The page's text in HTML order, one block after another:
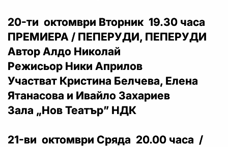
20-ти октомври Вторник 19.30 часа
ПРЕМИЕРА / ПЕПЕРУДИ, ПЕПЕРУДИ
Автор Алдо Николай
Режисьор Ники Априлов
Участват Кристина Белчева, Елена
Ятанасова и Ивайло Захариев
Зала „Нов Театър” НДК
21-ви октомври Сряда 20.00 часа /